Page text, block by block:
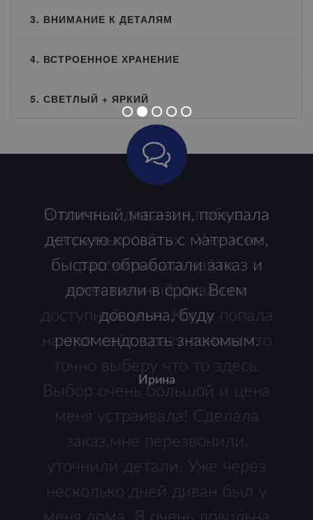
3. ВНИМАНИЕ К ДЕТАЛЯМ
4. ВСТРОЕННОЕ ХРАНЕНИЕ
5. СВЕТЛЫЙ + ЯРКИЙ
Отличный магазин, покупала
детскую кровать с матрасом,
быстро обработали заказ и
доставили в срок. Всем
довольна, буду
рекомендовать знакомым.
Ирина